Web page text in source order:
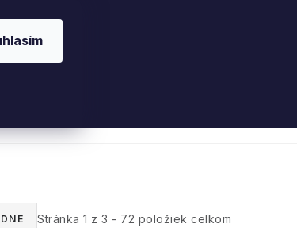
Stránka 1 z 3 - 72 položiek celkom